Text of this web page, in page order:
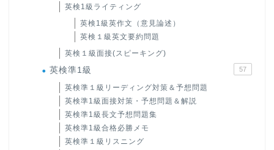
英検1級ライティング
英検1級英作文（意見論述）
英検１級英文要約問題
英検１級面接(スピーキング)
英検準1級 57
英検準１級リーディング対策＆予想問題
英検準1級面接対策・予想問題＆解説
英検準1級長文予想問題集
英検準1級合格必勝メモ
英検準１級リスニング